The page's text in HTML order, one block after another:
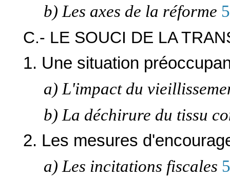
b) Les axes de la réforme
C.- LE SOUCI DE LA
1. Une situation
a) L'impact du
b) La déchirure du tissu
2. Les mesures
a) Les incitations fiscales